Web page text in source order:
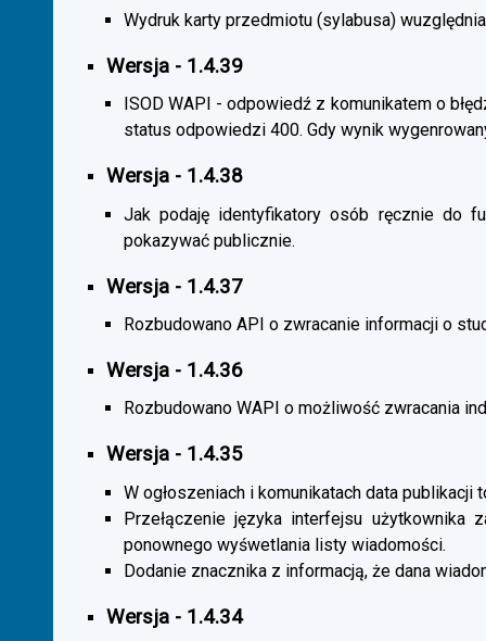
Wydruk karty przedmiotu (sylabusa)
Wersja - 1.4.39
ISOD WAPI - odpowiedź z komunikatem o
status odpowiedzi 400. Gdy wynik
Wersja - 1.4.38
Jak podaję identyfikatory osób ręcznie do
pokazywać publicznie.
Wersja - 1.4.37
Rozbudowano API o zwracanie informacji o
Wersja - 1.4.36
Rozbudowano WAPI o możliwość zwracania
Wersja - 1.4.35
W ogłoszeniach i komunikatach data
Przełączenie języka interfejsu użytkownika
ponownego wyśwetlania listy wiadomości.
Dodanie znacznika z informacją, że dana
Wersja - 1.4.34